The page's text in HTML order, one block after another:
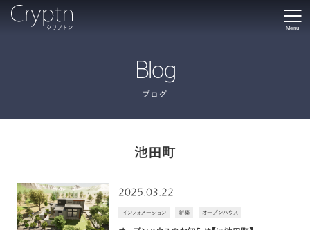
Menu
Blog
ブログ
池田町
インフォメーション 新築 オープンハウス
2025.03.22